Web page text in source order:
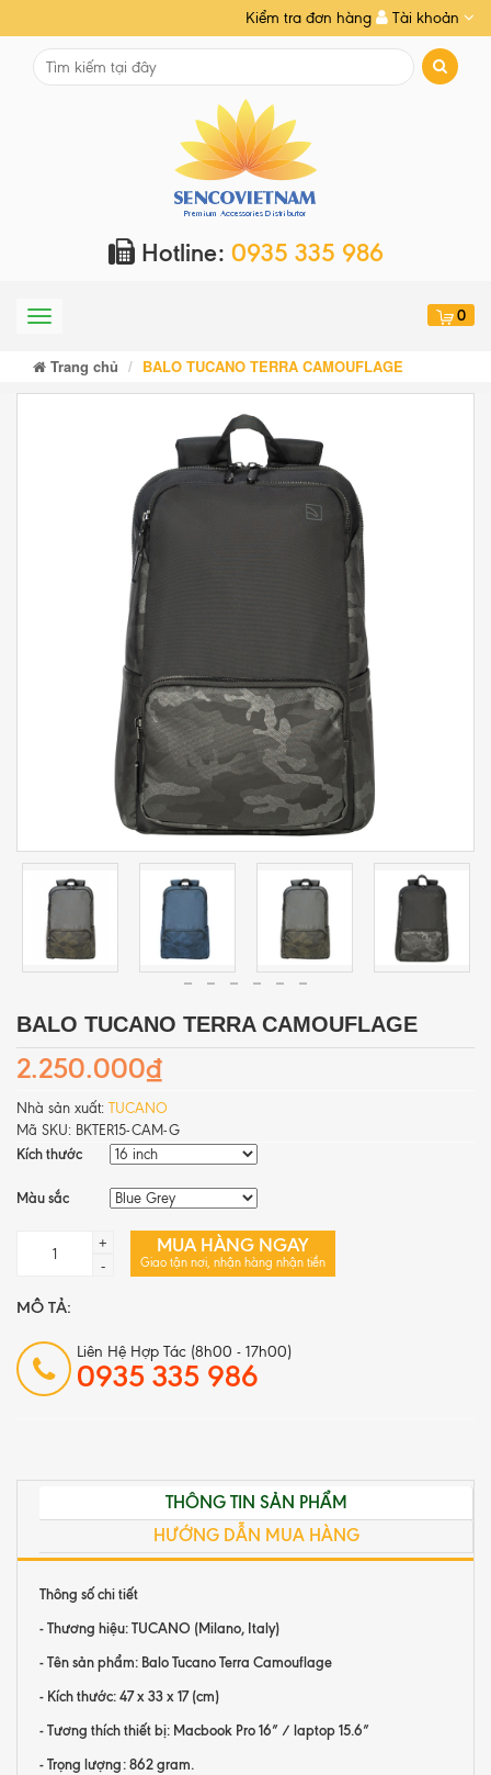
Kiểm tra đơn hàng Tài khoản
Hotline: 0935 335 986
Menu 0
Trang chủ BALO TUCANO TERRA CAMOUFLAGE
BALO TUCANO TERRA CAMOUFLAGE
2.250.000₫
Nhà sản xuất: TUCANO
Mã SKU: BKTER15-CAM-G
Kích thước
Màu sắc
+
-
MUA HÀNG NGAY
Giao tận nơi, nhận hàng nhận tiền
MÔ TẢ:
Liên Hệ Hợp Tác (8h00 - 17h00)
0935 335 986
THÔNG TIN SẢN PHẨM
HƯỚNG DẪN MUA HÀNG
Thông số chi tiết
- Thương hiệu: TUCANO (Milano, Italy)
- Tên sản phẩm: Balo Tucano Terra Camouflage
- Kích thước: 47 x 33 x 17 (cm)
- Tương thích thiết bị: Macbook Pro 16” / laptop 15.6”
- Trọng lượng: 862 gram.